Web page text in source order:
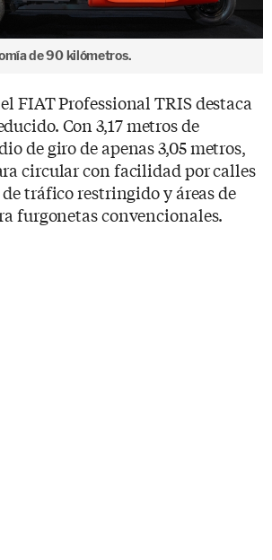
de 90 kilómetros.
FIAT Professional TRIS destaca
Con 3,17 metros de
de giro de apenas 3,05 metros,
circular con facilidad por calles
de tráfico restringido y áreas de
furgonetas convencionales.